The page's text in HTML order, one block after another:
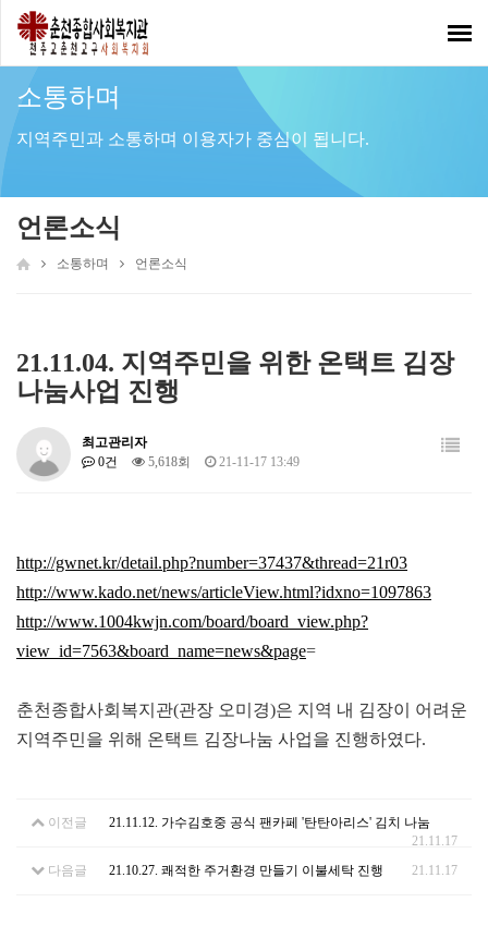
소통하며
지역주민과 소통하며 이용자가 중심이 됩니다.
언론소식
소통하며 언론소식
21.11.04. 지역주민을 위한 온택트 김장
나눔사업 진행
최고관리자
0건
5,618회 21-11-17 13:49
http://gwnet.kr/detail.php?number=37437&thread=21r03
http://www.kado.net/news/articleView.html?idxno=1097863
http://www.1004kwjn.com/board/board_view.php?
view_id=7563&board_name=news&page=
춘천종합사회복지관(관장 오미경)은 지역 내 김장이 어려운
지역주민을 위해 온택트 김장나눔 사업을 진행하였다.
이전글
21.11.12. 가수김호중 공식 팬카페 '탄탄아리스' 김치 나눔
21.11.17
다음글
21.10.27. 쾌적한 주거환경 만들기 이불세탁 진행 21.11.17